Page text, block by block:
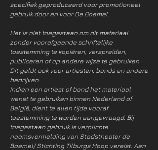
specifiek geproduceerd voor promotioneel
gebruik door en voor De Boemel.
Het is niet toegestaan om dit materiaal
zonder voorafgaande schriftelijke
toestemming te kopiëren, verspreiden,
publiceren of op andere wijze te gebruiken.
Dit geldt ook voor artiesten, bands en andere
bedrijven.
Indien een artiest of band het materiaal
wenst te gebruiken binnen Nederland of
België, dient te allen tijde vooraf
toestemming te worden aangevraagd. Bij
toegestaan gebruik is verplichte
naamsvermelding van Stadstheater de
Boemel/ Stichting Tilburgs Hoop vereist. Aan